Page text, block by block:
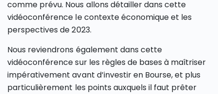
comme prévu. Nous allons détailler dans cette
vidéoconférence le contexte économique et les
perspectives de 2023.
Nous reviendrons également dans cette
vidéoconférence sur les règles de bases à maîtriser
impérativement avant d’investir en Bourse, et plus
particulièrement les points auxquels il faut prêter